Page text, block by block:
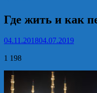
Где жить и как
04.11.201804.07.2019
1 198